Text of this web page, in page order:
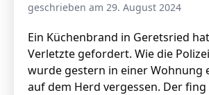
geschrieben am 29. August 2024
Ein Küchenbrand in Geretsried
Verletzte gefordert. Wie die
wurde gestern in einer Wohnung
auf dem Herd vergessen. Der